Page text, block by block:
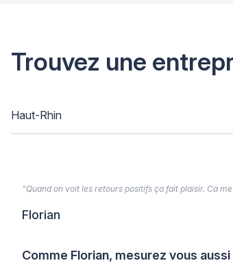
Trouvez une
Haut-Rhin
Comme Florian, mesurez vous
“Quand on voit les retours positifs ça fait plaisir. Ca
Florian